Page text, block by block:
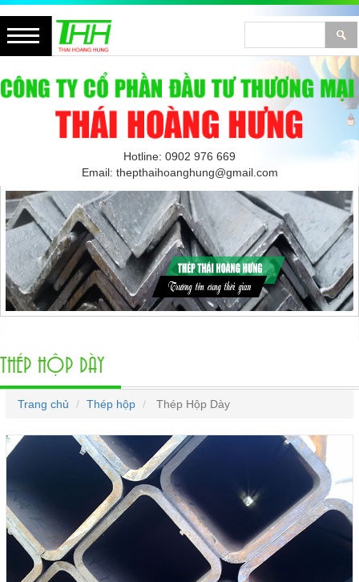
Hotline: 0902 976 669
Email: thepthaihoanghung@gmail.com
THÉP HỘP DÀY
Trang chủ Thép hộp Thép Hộp Dày